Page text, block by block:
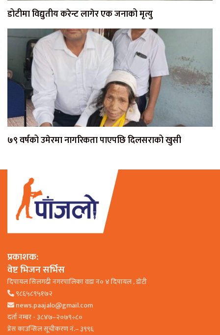
डोटीमा विद्युतीय करेन्ट लागेर एक जनाको मृत्यु
७९ वर्षको उमेरमा नागरिकता पाएपछि दिलसराको खुसी
प्रकाशक:
वेष्ट भिजन सर्भिस
दिपायल सिलगढी नगरपालिका वडा न० ४ दिपायल , डाेटी
९८६५८९५१७२
news.paajalo@gmail.com
दर्ता नम्बर - ३८४७–२०७९÷८०
प्रेस काउन्सिल सूचीकरण नं.– ३९९६